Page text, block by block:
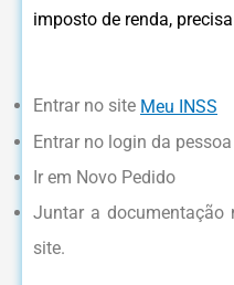
imposto de renda,
Entrar no site Meu INSS
Entrar no login da
Ir em Novo Pedido
Juntar a documentação
site.